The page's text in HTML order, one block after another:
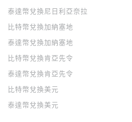
泰達幣兌換尼日利亞奈拉
比特幣兌換加納塞地
泰達幣兌換加納塞地
比特幣兌換肯亞先令
泰達幣兌換肯亞先令
比特幣兌換美元
泰達幣兌換美元